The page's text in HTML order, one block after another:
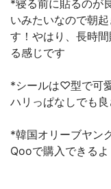
*寝る前に貼るのが
いみたいなので朝
す！やはり、長時
る感じです
*シールは♡型で可
ハリっぱなしでも
*韓国オリーブヤン
Qooで購入できるよ